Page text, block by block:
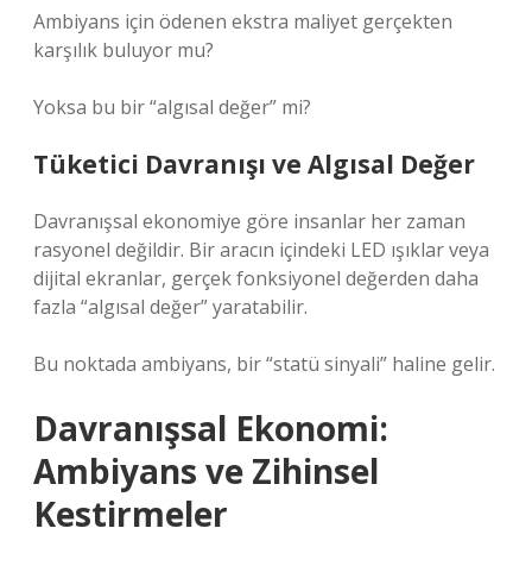
Ambiyans için ödenen ekstra maliyet gerçekten
karşılık buluyor mu?
Yoksa bu bir “algısal değer” mi?
Tüketici Davranışı ve Algısal Değer
Davranışsal ekonomiye göre insanlar her zaman
rasyonel değildir. Bir aracın içindeki LED ışıklar veya
dijital ekranlar, gerçek fonksiyonel değerden daha
fazla “algısal değer” yaratabilir.
Bu noktada ambiyans, bir “statü sinyali” haline gelir.
Davranışsal Ekonomi:
Ambiyans ve Zihinsel
Kestirmeler